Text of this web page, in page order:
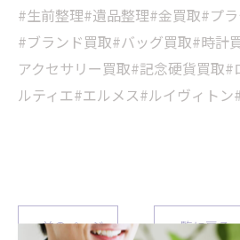
#生前整理#遺品整理#金買取#プ
#ブランド買取#バッグ買取#時計
アクセサリー買取#記念硬貨買取
ルティエ#エルメス#ルイヴィトン
< 前のページ 一覧に戻る